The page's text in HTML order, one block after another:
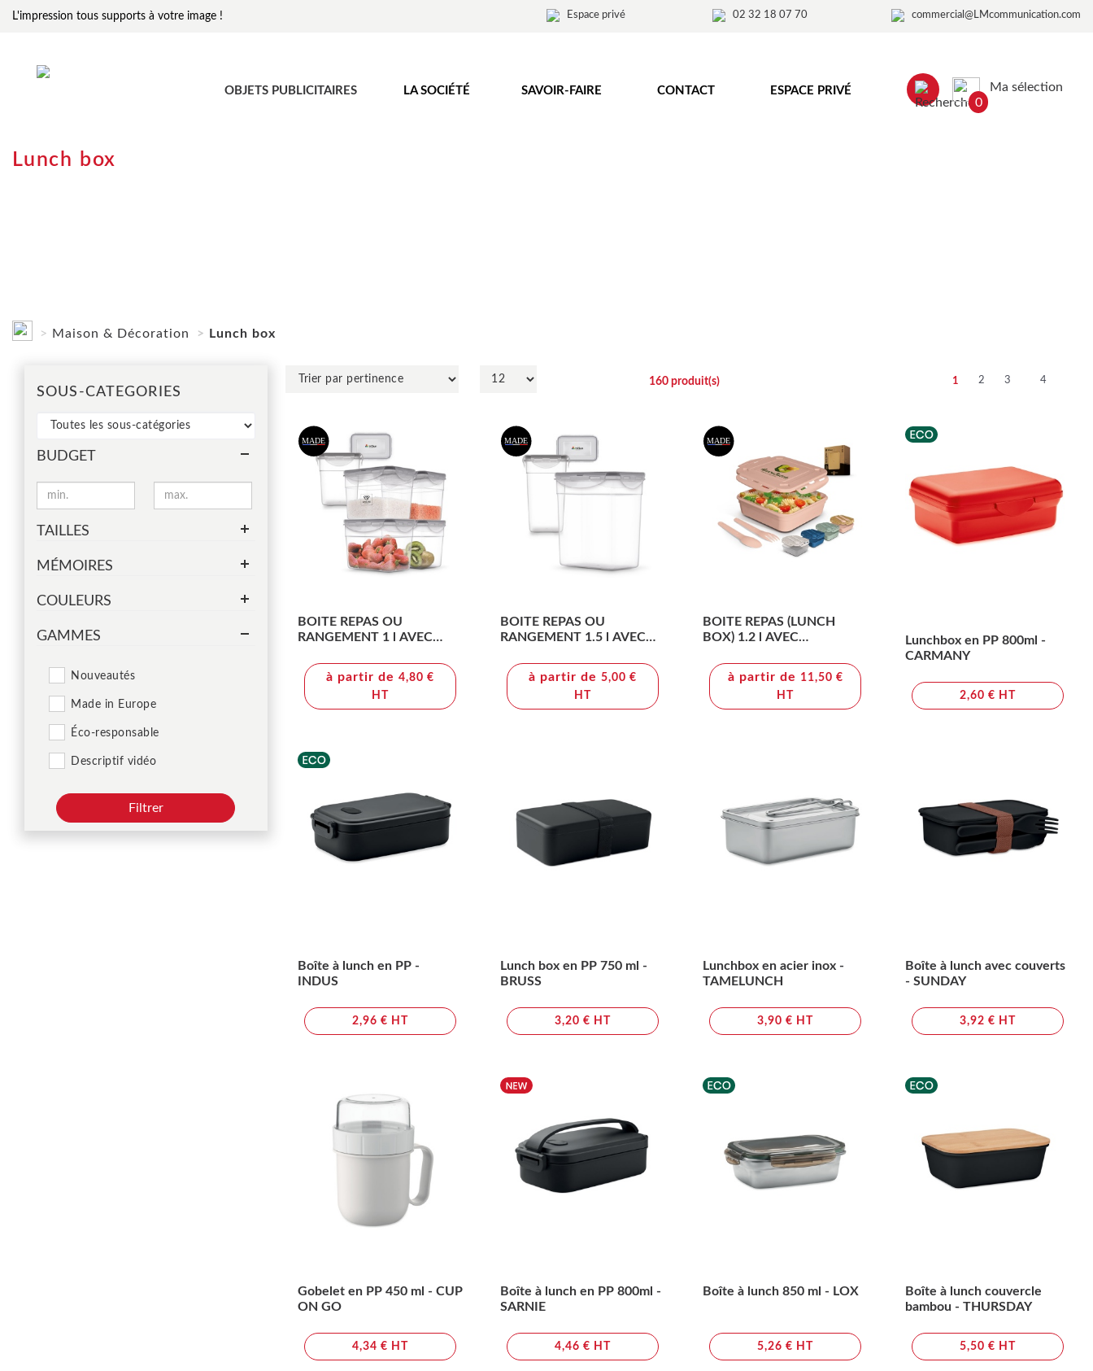
L'impression tous supports à votre image ! Espace privé 02 32 18 07 70 commercial@LMcommunication.com
OBJETS PUBLICITAIRES LA SOCIÉTÉ SAVOIR-FAIRE CONTACT ESPACE PRIVÉ
0
Ma sélection
Lunch box
Maison & Décoration Lunch box
SOUS-CATEGORIES
BUDGET
TAILLES
MÉMOIRES
COULEURS
GAMMES
Nouveautés
Made in Europe
Éco-responsable
Descriptif vidéo
Filtrer
160produit(s) 1 2 3 4
BOITE REPAS OU
RANGEMENT 1 l AVEC
à partir de4,80 €
HT
BOITE REPAS OU
RANGEMENT 1.5 l AVEC
à partir de5,00 €
HT
BOITE REPAS (LUNCH
BOX) 1.2 l AVEC
FOURCHETTE
à partir de 11,50 €
HT
Lunchbox en PP 800ml -
CARMANY
2,60 € HT
Boîte à lunch en PP -
INDUS
2,96 € HT
Lunch box en PP 750 ml -
BRUSS
3,20 € HT
Lunchbox en acier inox -
TAMELUNCH
3,90 € HT
Boîte à lunch avec couverts
- SUNDAY
3,92 € HT
Gobelet en PP 450 ml - CUP
ON GO
4,34 € HT
Boîte à lunch en PP 800ml -
SARNIE
4,46 € HT
Boîte à lunch 850 ml - LOX
5,26 € HT
Boîte à lunch couvercle
bambou - THURSDAY
5,50 € HT